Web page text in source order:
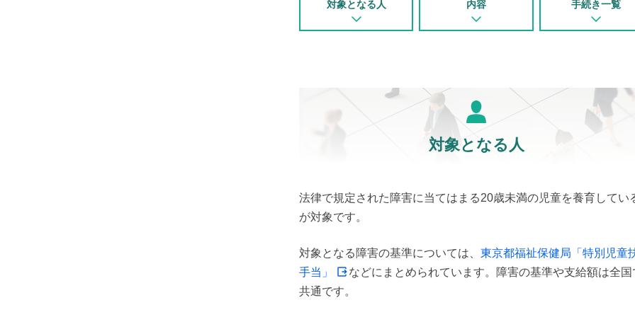
対象となる人 内容 手続き一覧
対象となる人
法律で規定された障害に当てはまる20歳未満の児童を養育してい
が対象です。
対象となる障害の基準については、 東京都福祉保健局「特別児童
手当」
などにまとめられています。障害の基準や支給額は全国
共通です。